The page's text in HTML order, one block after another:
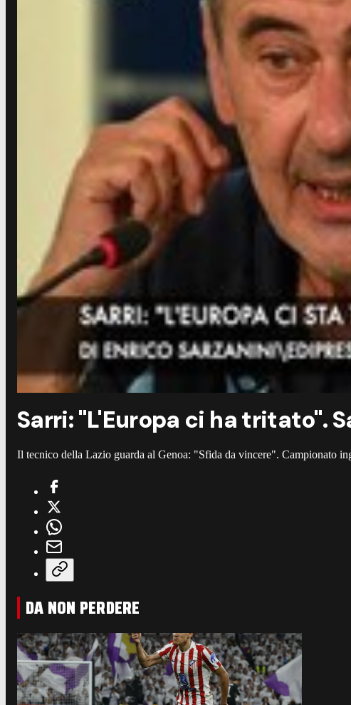
Sarri: "L'Europa ci ha tritato".
Il tecnico della Lazio guarda al Genoa: "Sfida da vincere". Campionato
DA NON PERDERE